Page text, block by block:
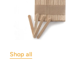
Shop all